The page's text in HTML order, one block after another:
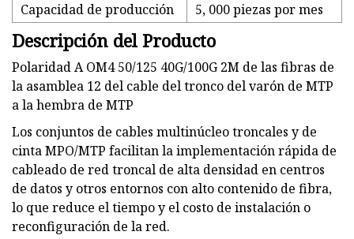
Capacidad de producción
5, 000 piezas por mes
Descripción del Producto
Polaridad A OM4 50/125 40G/100G 2M de las fibras de
la asamblea 12 del cable del tronco del varón de MTP
a la hembra de MTP
Los conjuntos de cables multinúcleo troncales y de
cinta MPO/MTP facilitan la implementación rápida de
cableado de red troncal de alta densidad en centros
de datos y otros entornos con alto contenido de fibra,
lo que reduce el tiempo y el costo de instalación o
reconfiguración de la red.